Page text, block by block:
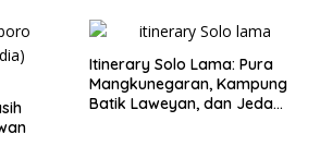
Itinerary Solo Lama: Pura
Mangkunegaran, Kampung
Batik Laweyan, dan Jeda